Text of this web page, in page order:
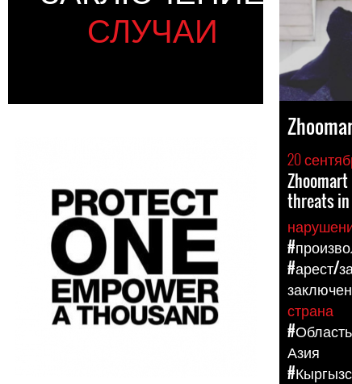
СЛУЧАИ
20
threats
#арест/
страна
Азия